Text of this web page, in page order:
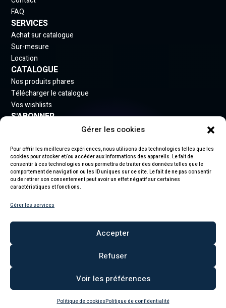
Gérer les cookies
Pour offrir les meilleures expériences, nous utilisons des technologies telles que les
cookies pour stocker et/ou accéder aux informations des appareils. Le fait de
consentir à ces technologies nous permettra de traiter des données telles que le
comportement de navigation ou les ID uniques sur ce site. Le fait de ne pas consentir
ou de retirer son consentement peut avoir un effet négatif sur certaines
caractéristiques et fonctions.
Gérer les services
Accepter
Refuser
Voir les préférences
Politique de cookiesPolitique de confidentialité
FAQ
SERVICES
Achat sur catalogue
Sur-mesure
Location
CATALOGUE
Nos produits phares
Télécharger le catalogue
Vos wishlists
S'ABONNER
Inscrivez-vous à notre newsletter pour rester informé
des nouveautés.
En vous abonnant, vous acceptez notre politique de confidentialité et
recevez des mises à jour.
© 2026 Lumifête. TousPolitique de
confidentialité
Mentions
légales
Politique de
cookies